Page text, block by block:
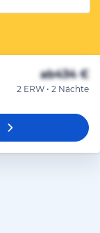
ab434 €
2 ERW • 2 Nächte